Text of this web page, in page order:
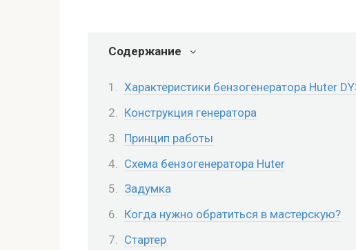
Содержание
Характеристики бензогенератора Huter
Конструкция генератора
Принцип работы
Схема бензогенератора Huter
Задумка
Когда нужно обратиться в мастерскую?
Стартер